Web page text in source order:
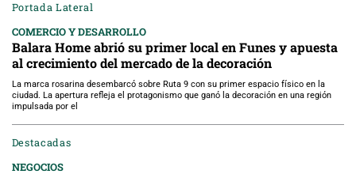
Portada Lateral
COMERCIO Y DESARROLLO
Balara Home abrió su primer local en Funes y apuesta
al crecimiento del mercado de la decoración
La marca rosarina desembarcó sobre Ruta 9 con su primer espacio físico en la
ciudad. La apertura refleja el protagonismo que ganó la decoración en una región
impulsada por el
Destacadas
NEGOCIOS